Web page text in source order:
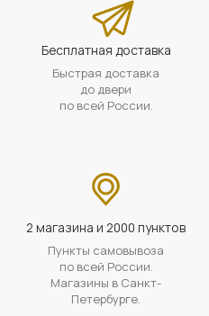
Бесплатная доставка
Быстрая доставка
до двери
по всей России.
2 магазина и 2000 пунктов
Пункты самовывоза
по всей России.
Магазины в Санкт-
Петербурге.